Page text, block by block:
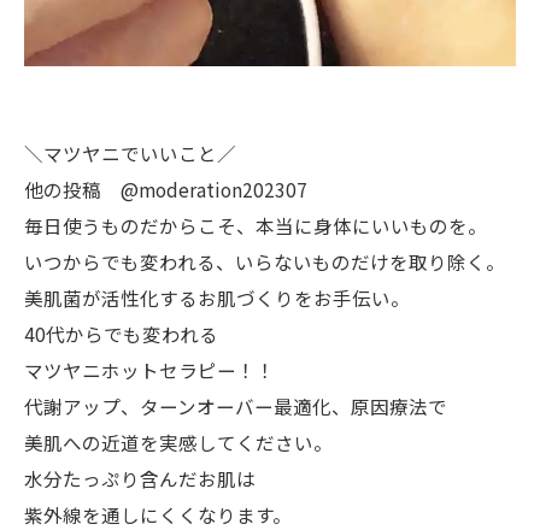
＼マツヤニでいいこと／
他の投稿 @moderation202307
毎日使うものだからこそ、本当に身体にいいものを。
いつからでも変われる、いらないものだけを取り除く。
美肌菌が活性化するお肌づくりをお手伝い。
40代からでも変われる
マツヤニホットセラピー！！
代謝アップ、ターンオーバー最適化、原因療法で
美肌への近道を実感してください。
水分たっぷり含んだお肌は
紫外線を通しにくくなります。